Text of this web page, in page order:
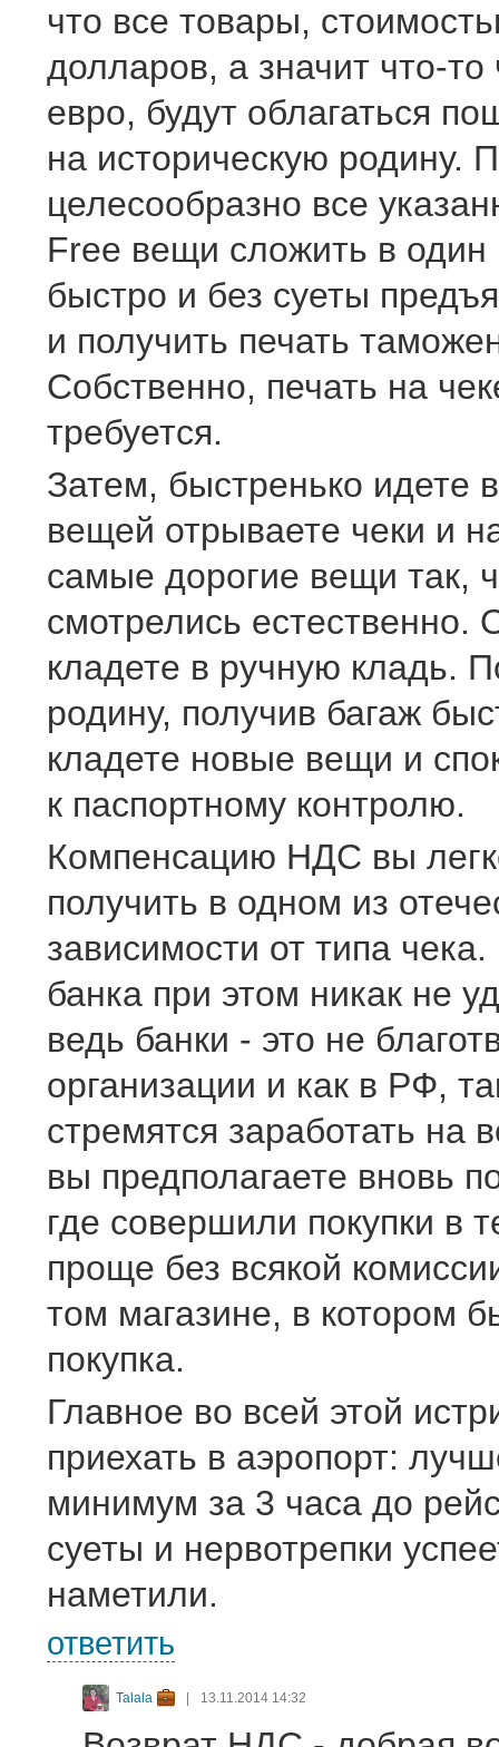
что все товары,
долларов, а значит что-то
евро, будут облагаться
на историческую родину.
целесообразно все
Free вещи сложить в один
быстро и без суеты
и получить печать
Собственно, печать на
требуется.
Затем, быстренько идете
вещей отрываете чеки и
самые дорогие вещи так,
смотрелись естественно.
кладете в ручную кладь.
родину, получив багаж
кладете новые вещи и
к паспортному контролю.
Компенсацию НДС вы
получить в одном из
зависимости от типа
банка при этом никак не
ведь банки - это не
организации и как в РФ,
стремятся заработать на
вы предполагаете вновь
где совершили покупки в
проще без всякой
том магазине, в котором
покупка.
Главное во всей этой
приехать в аэропорт:
минимум за 3 часа до
суеты и нервотрепки
наметили.
ответить
Talala 13.11.2014 14:32